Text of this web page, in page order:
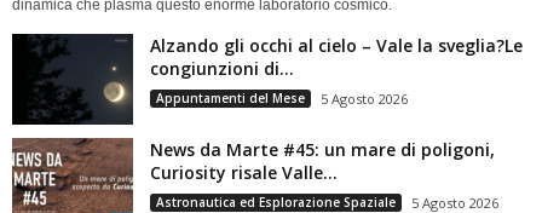
dinamica che plasma questo enorme laboratorio cosmico.
Alzando gli occhi al cielo – Vale la sveglia?Le
congiunzioni di...
Appuntamenti del Mese 5 Agosto 2026
News da Marte #45: un mare di poligoni,
Curiosity risale Valle...
Astronautica ed Esplorazione Spaziale 5 Agosto 2026